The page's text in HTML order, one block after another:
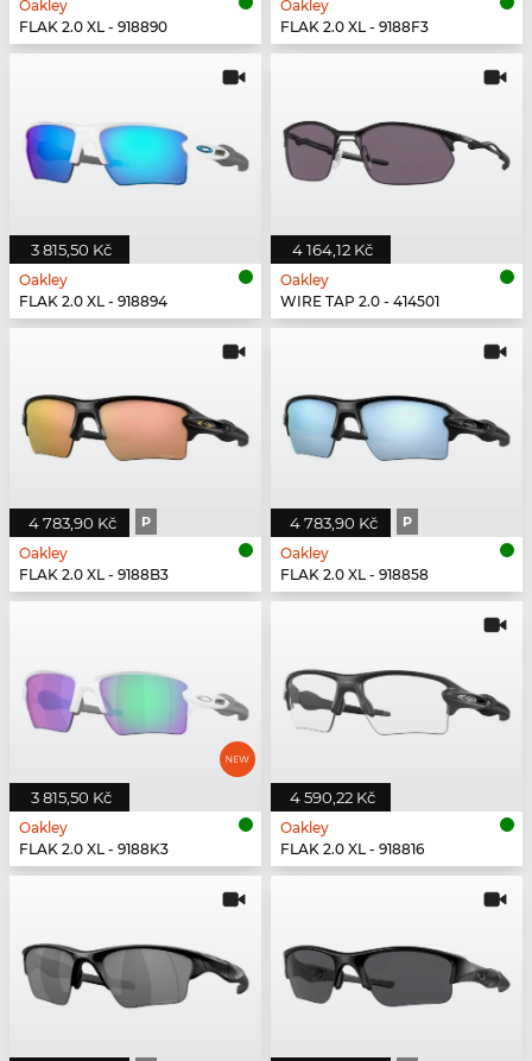
Oakley
FLAK 2.0 XL - 918890
Oakley
FLAK 2.0 XL - 9188F3
3 815,50 Kč
Oakley
FLAK 2.0 XL - 918894
4 164,12 Kč
Oakley
WIRE TAP 2.0 - 414501
4 783,90 Kč P
Oakley
FLAK 2.0 XL - 9188B3
4 783,90 Kč P
Oakley
FLAK 2.0 XL - 918858
3 815,50 Kč
Oakley
FLAK 2.0 XL - 9188K3
4 590,22 Kč
Oakley
FLAK 2.0 XL - 918816